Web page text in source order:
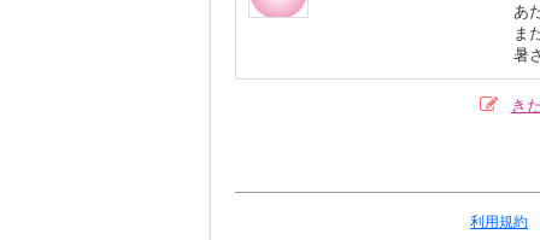
あ
ま
暑
き
利用規約